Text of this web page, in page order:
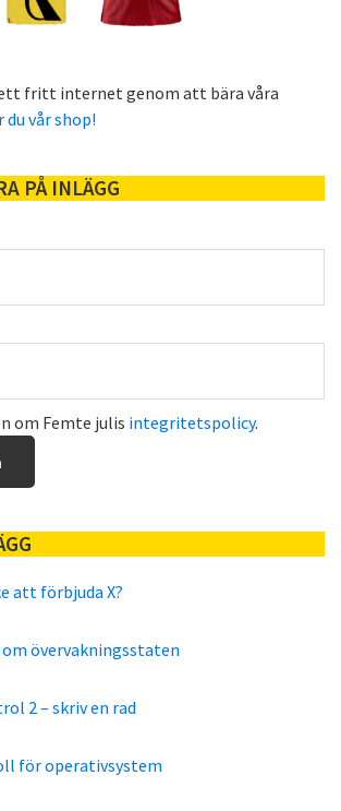
fritt internet genom att bära våra
vår shop!
PÅ INLÄGG
om Femte julis integritetspolicy.
att förbjuda X?
övervakningsstaten
2 – skriv en rad
för operativsystem